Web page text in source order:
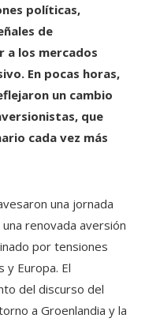
políticas,
de
a los mercados
En pocas horas,
un cambio
que
cada vez más
una jornada
renovada aversión
por tensiones
y Europa. El
del discurso del
a Groenlandia y la